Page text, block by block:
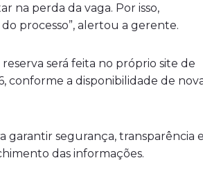
na perda da vaga. Por isso,
processo”, alertou a gerente.
será feita no próprio site de
conforme a disponibilidade de
garantir segurança, transparência
das informações.